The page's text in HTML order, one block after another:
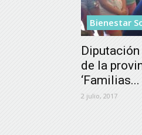
Bienestar
de la
‘Familias...
2 julio, 2017